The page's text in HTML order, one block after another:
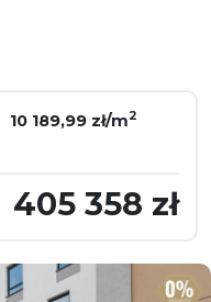
10 189,99 zł/m2
405 358 zł